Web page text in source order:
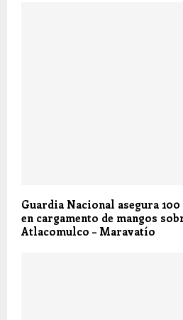
Guardia Nacional asegura
en cargamento de mangos
Atlacomulco – Maravatío